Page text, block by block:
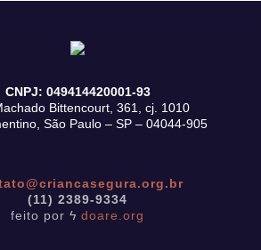
CNPJ: 049414420001-93
Bittencourt, 361, cj. 1010
São Paulo – SP – 04044-905
(11) 2389-9334
feito por ϟ doare.org